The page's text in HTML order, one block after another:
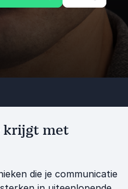
krijgt met
die je communicatie